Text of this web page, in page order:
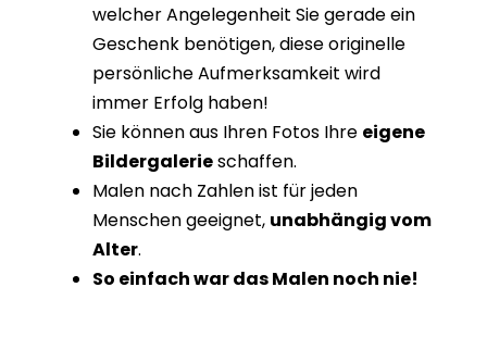
welcher Angelegenheit Sie gerade ein
Geschenk benötigen, diese originelle
persönliche Aufmerksamkeit wird
immer Erfolg haben!
Sie können aus Ihren Fotos Ihre eigene
Bildergalerieschaffen.
Malen nach Zahlen ist für jeden
Menschen geeignet, unabhängig vom
Alter.
So einfach war das Malen noch nie!